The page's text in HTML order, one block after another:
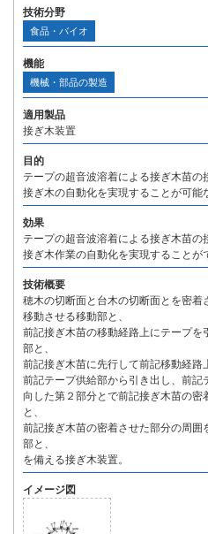
技術分野
食品・バイオ
機能
機械・部品の製造
適用製品
接ぎ木装置
目的
テープの超音波溶着による接ぎ木苗
接ぎ木の自動化を実現することが可能
効果
テープの超音波溶着による接ぎ木苗
接ぎ木作業の自動化を実現することが
技術概要
穂木の切断面と台木の切断面とを密
移動させる移動部と、
前記接ぎ木苗の移動経路上にテープ
部と、
前記接ぎ木苗に先行して前記移動経
前記テープ供給部から引き出し、前
向した第２部分とで前記接ぎ木苗の
と、
前記接ぎ木苗の密着させた部分の周
部と、
を備える接ぎ木装置。
イメージ図